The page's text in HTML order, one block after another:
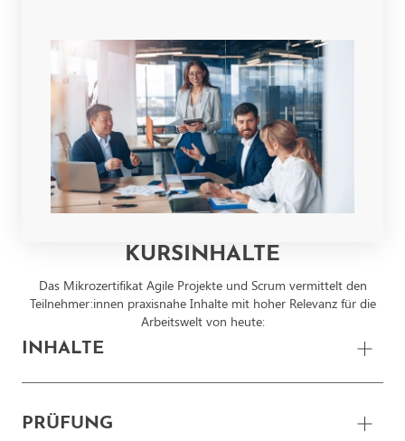
KURSINHALTE
Das Mikrozertifikat Agile Projekte und Scrum vermittelt den
Teilnehmer:innen praxisnahe Inhalte mit hoher Relevanz für die
Arbeitswelt von heute:
INHALTE
Anwendung agiler Methoden in Unternehmen
PRÜFUNG